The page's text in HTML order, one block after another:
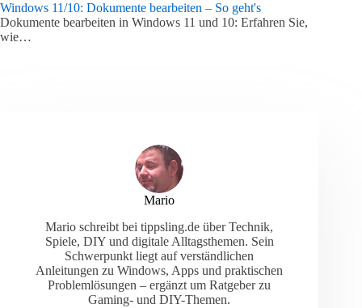
Windows 11/10: Dokumente bearbeiten – So geht's
Dokumente bearbeiten in Windows 11 und 10: Erfahren Sie,
wie…
Mario
Mario schreibt bei tippsling.de über Technik,
Spiele, DIY und digitale Alltagsthemen. Sein
Schwerpunkt liegt auf verständlichen
Anleitungen zu Windows, Apps und praktischen
Problemlösungen – ergänzt um Ratgeber zu
Gaming- und DIY-Themen.